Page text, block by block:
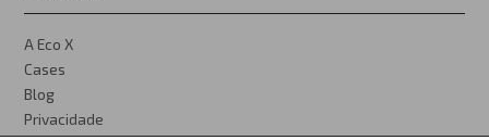
A Eco X
Cases
Blog
Privacidade